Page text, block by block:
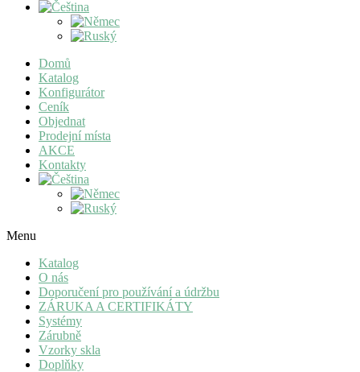
Domů
Katalog
Konfigurátor
Ceník
Objednat
Prodejní místa
AKCE
Kontakty
Menu
Katalog
O nás
Doporučení pro používání a údržbu
ZÁRUKA A CERTIFIKÁTY
Systémy
Zárubně
Vzorky skla
Doplňky